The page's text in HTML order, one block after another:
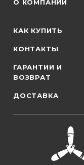
О КОМПАНИИ
КАК КУПИТЬ
КОНТАКТЫ
ГАРАНТИИ И
ВОЗВРАТ
ДОСТАВКА